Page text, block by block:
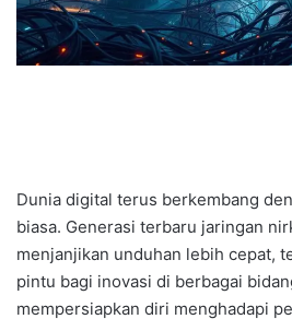
Dunia digital terus berkembang
biasa. Generasi terbaru jaringan
menjanjikan unduhan lebih cepat,
pintu bagi inovasi di berbagai
mempersiapkan diri menghadapi